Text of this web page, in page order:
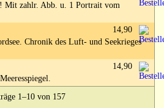
Mit zahlr. Abb. u. 1 Portrait vom
Chronik des Luft- und Seekrieges
14,90
14,90
1–10 von 157